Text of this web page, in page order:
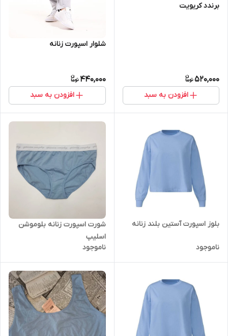
برندد کریویت
520,000
افزودن به سبد
شلوار اسپورت زنانه
440,000
افزودن به سبد
بلوز اسپورت آستین بلند زنانه
ناموجود
شورت اسپورت زنانه بلوموشن
اسلیپ
ناموجود